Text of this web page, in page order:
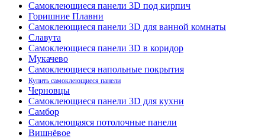
Самоклеющиеся панели 3D под кирпич
Горишние Плавни
Самоклеющиеся панели 3D для ванной комнаты
Славута
Самоклеющиеся панели 3D в коридор
Мукачево
Самоклеющиеся напольные покрытия
Купить самоклеющиеся панели
Черновцы
Самоклеющиеся панели 3D для кухни
Самбор
Самоклеющаяся потолочные панели
Вишнёвое